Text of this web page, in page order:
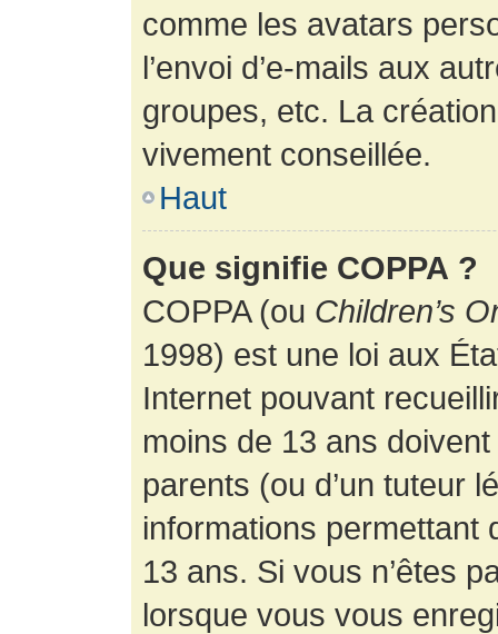
comme les avatars
l’envoi d’e-mails aux
groupes, etc. La
vivement conseillée.
Haut
Que signifie COPPA ?
COPPA (ou Children’s
1998) est une loi aux
Internet pouvant
moins de 13 ans
parents (ou d’un tuteur
informations permettant
13 ans. Si vous n’êtes
lorsque vous vous